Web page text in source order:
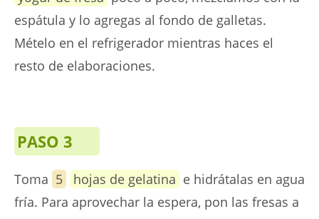
espátula y lo agregas al fondo de galletas.
Mételo en el refrigerador mientras haces el
resto de elaboraciones.
PASO 3
Toma 5 hojas de gelatina e hidrátalas en agua
fría. Para aprovechar la espera, pon las fresas a